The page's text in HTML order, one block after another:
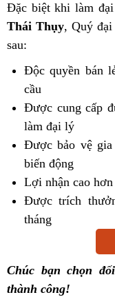
Đặc biệt khi làm
Thái Thụy, Quý
sau:
Độc quyền bán
cầu
Được cung cấp
làm đại lý
Được bảo vệ
biến động
Lợi nhận cao
Được trích
tháng
Chúc bạn chọn
thành công!